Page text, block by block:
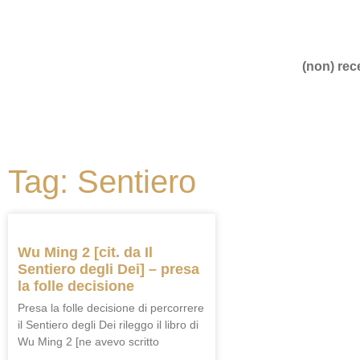
(non)
Tag: Sentiero
Wu Ming 2 [cit. da Il
Sentiero degli Dei] – presa
la folle decisione
Presa la folle decisione di percorrere
il Sentiero degli Dei rileggo il libro di
Wu Ming 2 [ne avevo scritto